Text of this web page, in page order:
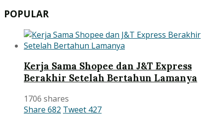
POPULAR
Kerja Sama Shopee dan J&T Express
Berakhir Setelah Bertahun Lamanya
1706 shares
Share 682 Tweet 427